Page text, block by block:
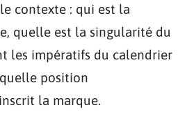
contexte : qui est la
quelle est la singularité du
les impératifs du calendrier
position
la marque.